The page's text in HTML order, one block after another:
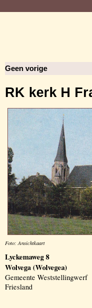
Geen vorige
RK kerk H
Foto: Ansichtkaart
Lyckemaweg 8
Wolvega (Wolvegea)
Gemeente Weststellingwerf
Friesland